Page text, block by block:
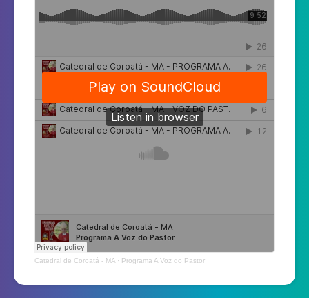
Catedral de Coroatá - MA · Programa A Voz do Pastor